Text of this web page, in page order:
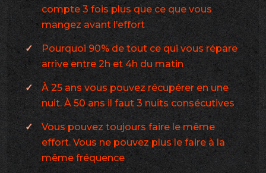
compte 3 fois plus que ce que vous
mangez avant l’effort
Pourquoi 90% de tout ce qui vous répare
arrive entre 2h et 4h du matin
À 25 ans vous pouvez récupérer en une
nuit. À 50 ans il faut 3 nuits consécutives
Vous pouvez toujours faire le même
effort. Vous ne pouvez plus le faire à la
même fréquence